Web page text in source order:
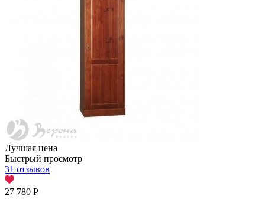
Лучшая цена
Быстрый просмотр
31 отзывов
27 780 Р